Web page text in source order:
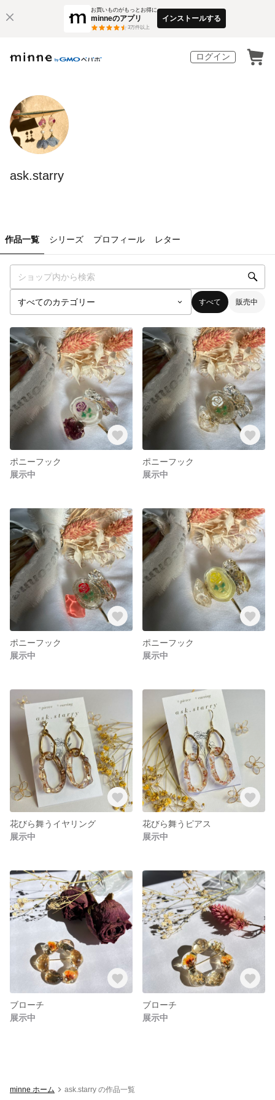
お買いものがもっとお得に
minneのアプリ
3万件以上
インストールする
ログイン
ask.starry
作品一覧 シリーズ プロフィール レター
すべて 販売中
ポニーフック
展示中
ポニーフック
展示中
ポニーフック
展示中
ポニーフック
展示中
花びら舞うイヤリング
展示中
花びら舞うピアス
展示中
ブローチ
展示中
ブローチ
展示中
minne ホーム ask.starry の作品一覧